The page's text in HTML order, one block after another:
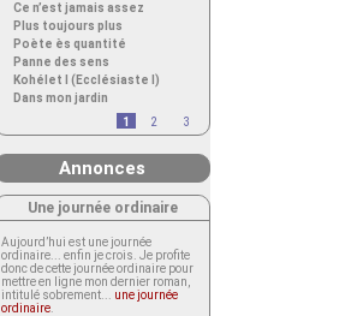
Ce n’est jamais assez
Plus toujours plus
Poète ès quantité
Panne des sens
Kohélet I (Ecclésiaste I)
Dans mon jardin
1
2 3
Annonces
Une journée ordinaire
Aujourd’hui est une journée
ordinaire... enfin je crois. Je profite
donc de cette journée ordinaire pour
mettre en ligne mon dernier roman,
intitulé sobrement... une journée
ordinaire